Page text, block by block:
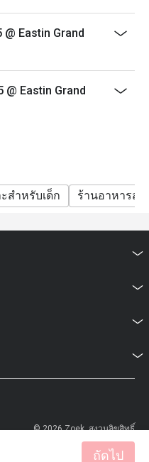
vibe. It offers a wide
— Thai, Asian,
food stations and
/ meal periods?
line closes at
until 11:30)
12:00 – 14:30 hrs
18:00 – 22:00 hrs
4th Sunday of month):
are strongly
get a table.
~ THB 1,990 per person
2,900 per person
privilege: up to 35%
Eastin Grand
Eastin Grand
สำหรับเด็ก ร้านอาหารสบ
ถัดไป
© 2026 Zoek. สงวนลิขสิทธิ์